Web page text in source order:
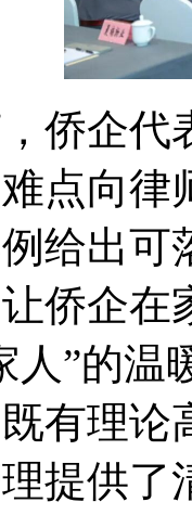
侨企代
点向律
给出可
侨企在
人”的
有理论
提供